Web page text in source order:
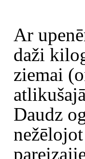
Ar
daži
ziemai
Daudz